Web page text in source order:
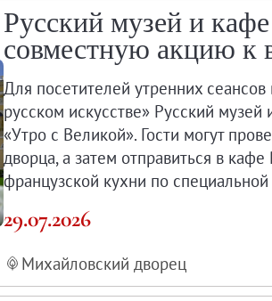
Русский музей и
совместную акцию к
Для посетителей утренних
русском искусстве» Русский
«Утро с Великой». Гости могут
дворца, а затем отправиться в
французской кухни по
29.07.2026
Михайловский дворец